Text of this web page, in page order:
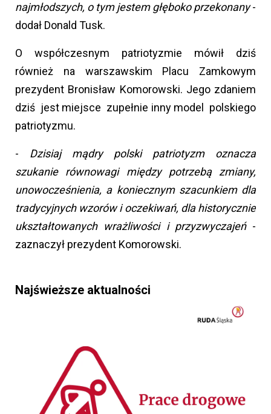
najmłodszych, o tym jestem głęboko przekonany-
dodał Donald Tusk.
O współczesnym patriotyzmie mówił dziś
również na warszawskim Placu Zamkowym
prezydent Bronisław Komorowski. Jego zdaniem
dziś jest miejsce zupełnie inny model polskiego
patriotyzmu.
- Dzisiaj mądry polski patriotyzm oznacza
szukanie równowagi między potrzebą zmiany,
unowocześnienia, a koniecznym szacunkiem dla
tradycyjnych wzorów i oczekiwań, dla historycznie
ukształtowanych wrażliwości i przyzwyczajeń-
zaznaczył prezydent Komorowski.
Najświeższe aktualności